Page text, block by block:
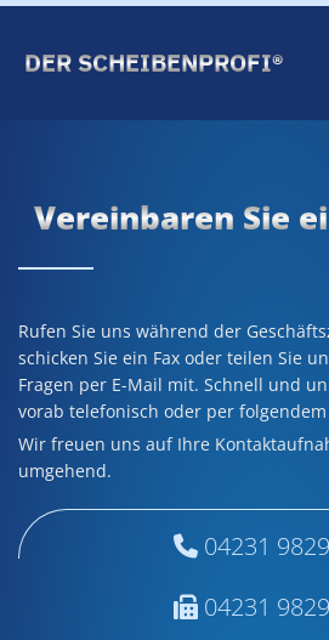
Zum Inhalt springen
DER SCHEIBENPROFI®
Vereinbaren Sie
Rufen Sie uns während der
schicken Sie ein Fax oder teilen Sie
Fragen per E-Mail mit. Schnell und
vorab telefonisch oder per
Wir freuen uns auf Ihre
umgehend.
 04231
 04231